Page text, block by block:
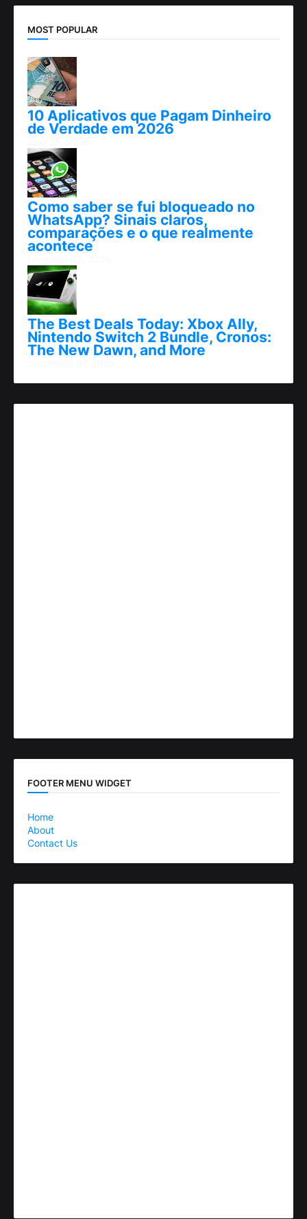
MOST POPULAR
10 Aplicativos que Pagam Dinheiro
de Verdade em 2026
Como saber se fui bloqueado no
WhatsApp? Sinais claros,
comparações e o que realmente
acontece
The Best Deals Today: Xbox Ally,
Nintendo Switch 2 Bundle, Cronos:
The New Dawn, and More
FOOTER MENU WIDGET
Home
About
Contact Us